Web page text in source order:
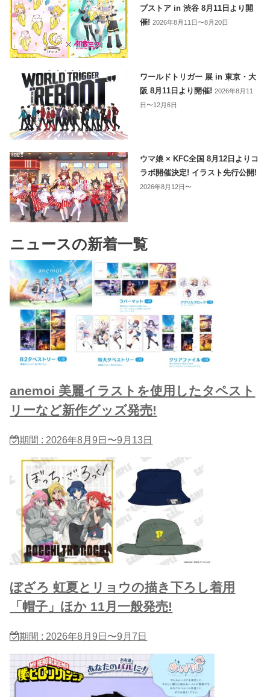
プストア in 渋谷 8月11日より開
催!2026年8月11日〜8月20日
ワールドトリガー 展 in 東京・大
阪 8月11日より開催!2026年8月11
日〜12月6日
ウマ娘 × KFC全国 8月12日よりコ
ラボ開催決定! イラスト先行公開!
2026年8月12日〜
ニュースの新着一覧
anemoi 美麗イラストを使用したタペスト
リーなど新作グッズ発売!
期間 : 2026年8月9日〜9月13日
ぼざろ 虹夏とリョウの描き下ろし着用
「帽子」ほか 11月一般発売!
期間 : 2026年8月9日〜9月7日